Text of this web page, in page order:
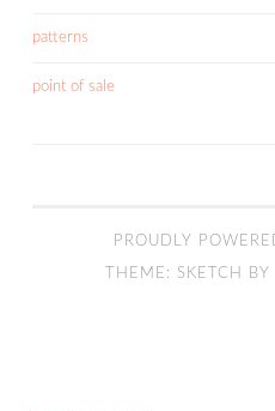
patterns
point of sale
PROUDLY
THEME: SKETCH BY